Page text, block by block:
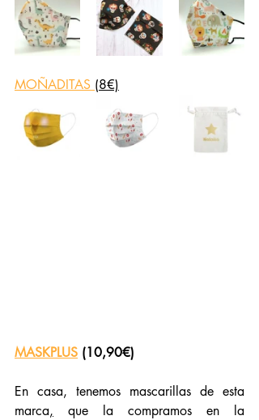
MOÑADITAS (8€)
MASKPLUS (10,90€)
En casa, tenemos mascarillas de esta
marca, que la compramos en la